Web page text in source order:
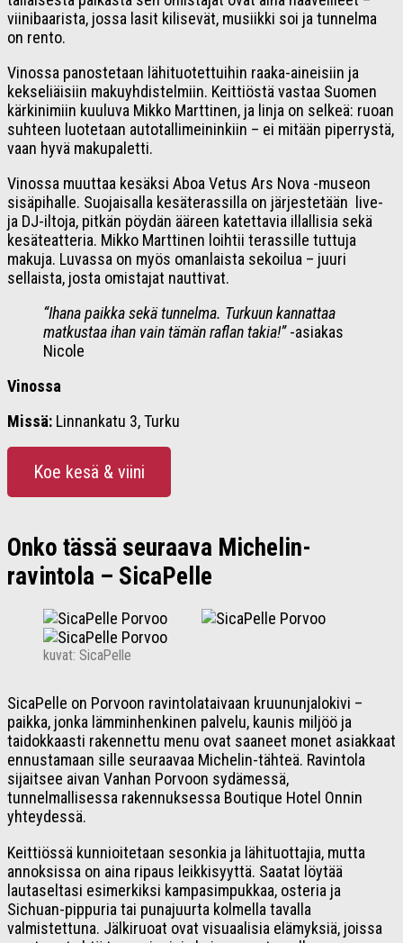
viinibaarista, jossa lasit kilisevät, musiikki soi ja tunnelma
on rento.
Vinossa panostetaan lähituotettuihin raaka-aineisiin ja
kekseliäisiin makuyhdistelmiin. Keittiöstä vastaa Suomen
kärkinimiin kuuluva Mikko Marttinen, ja linja on selkeä: ruoan
suhteen luotetaan autotallimeininkiin – ei mitään piperrystä,
vaan hyvä makupaletti.
Vinossa muuttaa kesäksi Aboa Vetus Ars Nova -museon
sisäpihalle. Suojaisalla kesäterassilla on järjestetään live-
ja DJ-iltoja, pitkän pöydän ääreen katettavia illallisia sekä
kesäteatteria. Mikko Marttinen loihtii terassille tuttuja
makuja. Luvassa on myös omanlaista sekoilua – juuri
sellaista, josta omistajat nauttivat.
“Ihana paikka sekä tunnelma. Turkuun kannattaa
matkustaa ihan vain tämän raflan takia!”-asiakas
Nicole
Vinossa
Missä: Linnankatu 3, Turku
Koe kesä & viini
Onko tässä seuraava Michelin-
ravintola – SicaPelle
kuvat: SicaPelle
SicaPelle on Porvoon ravintolataivaan kruununjalokivi –
paikka, jonka lämminhenkinen palvelu, kaunis miljöö ja
taidokkaasti rakennettu menu ovat saaneet monet asiakkaat
ennustamaan sille seuraavaa Michelin-tähteä. Ravintola
sijaitsee aivan Vanhan Porvoon sydämessä,
tunnelmallisessa rakennuksessa Boutique Hotel Onnin
yhteydessä.
Keittiössä kunnioitetaan sesonkia ja lähituottajia, mutta
annoksissa on aina ripaus leikkisyyttä. Saatat löytää
lautaseltasi esimerkiksi kampasimpukkaa, osteria ja
Sichuan-pippuria tai punajuurta kolmella tavalla
valmistettuna. Jälkiruoat ovat visuaalisia elämyksiä, joissa